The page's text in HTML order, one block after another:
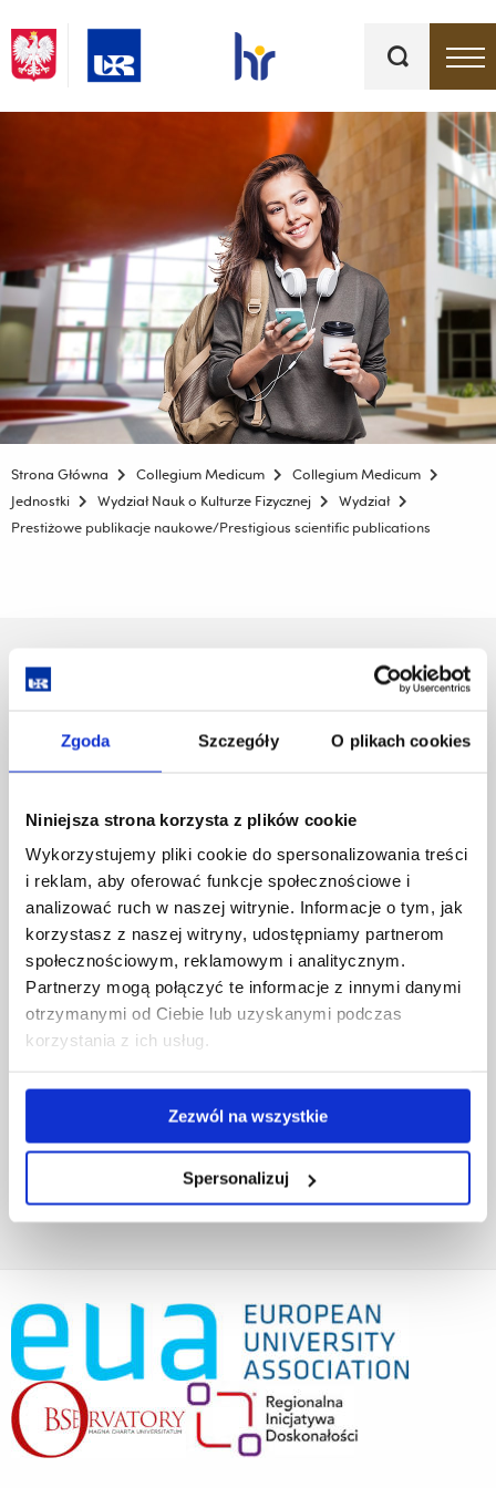
Zgoda Szczegóły O plikach cookies
Niniejsza strona korzysta z plików cookie
Wykorzystujemy pliki cookie do spersonalizowania treści
i reklam, aby oferować funkcje społecznościowe i
analizować ruch w naszej witrynie. Informacje o tym, jak
korzystasz z naszej witryny, udostępniamy partnerom
społecznościowym, reklamowym i analitycznym.
Partnerzy mogą połączyć te informacje z innymi danymi
otrzymanymi od Ciebie lub uzyskanymi podczas
korzystania z ich usług.
Zezwól na wszystkie
Spersonalizuj
kluczowe
Strona Główna Collegium Medicum
Collegium Medicum
Jednostki
Wydział Nauk o Kulturze Fizycznej
Wydział
Prestiżowe publikacje naukowe/Prestigious scientific publications
Pomiń
do
treści
Polityka prywatności
Biblioteka
Wydawnictwo
Covid info
Studia podyplomowe
Zamówienia publiczne
Fundusze strukturalne
Projekty współfinansowane przez UE
Projekty realizowane z KPO
Wynajem sal
Deklaracja dostępności cyfrowej
Rachunek bankowy UR
Darowizny